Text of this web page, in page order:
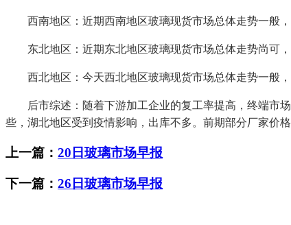
西南地区：近期西南地区玻璃现货市场总体走势一般，
东北地区：近期东北地区玻璃现货市场总体走势尚可，
西北地区：今天西北地区玻璃现货市场总体走势一般，
后市综述：随着下游加工企业的复工率提高，终端市场
些，湖北地区受到疫情影响，出库不多。前期部分厂家价
上一篇： 20日玻璃市场早报
下一篇： 26日玻璃市场早报